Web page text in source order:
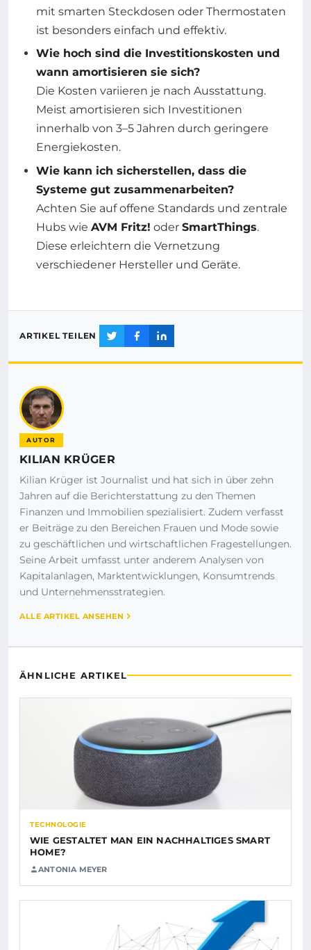
mit smarten Steckdosen oder Thermostaten
ist besonders einfach und effektiv.
Wie hoch sind die Investitionskosten und
wann amortisieren sie sich?
Die Kosten variieren je nach Ausstattung.
Meist amortisieren sich Investitionen
innerhalb von 3–5 Jahren durch geringere
Energiekosten.
Wie kann ich sicherstellen, dass die
Systeme gut zusammenarbeiten?
Achten Sie auf offene Standards und zentrale
Hubs wie AVM Fritz! oder SmartThings.
Diese erleichtern die Vernetzung
verschiedener Hersteller und Geräte.
ARTIKEL TEILEN
AUTOR
KILIAN KRÜGER
Kilian Krüger ist Journalist und hat sich in über zehn
Jahren auf die Berichterstattung zu den Themen
Finanzen und Immobilien spezialisiert. Zudem verfasst
er Beiträge zu den Bereichen Frauen und Mode sowie
zu geschäftlichen und wirtschaftlichen Fragestellungen.
Seine Arbeit umfasst unter anderem Analysen von
Kapitalanlagen, Marktentwicklungen, Konsumtrends
und Unternehmensstrategien.
ALLE ARTIKEL ANSEHEN
ÄHNLICHE ARTIKEL
TECHNOLOGIE
WIE GESTALTET MAN EIN NACHHALTIGES SMART
HOME?
ANTONIA MEYER